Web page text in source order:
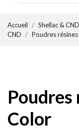
Accueil Shellac & CND
CND
Poudres
Color